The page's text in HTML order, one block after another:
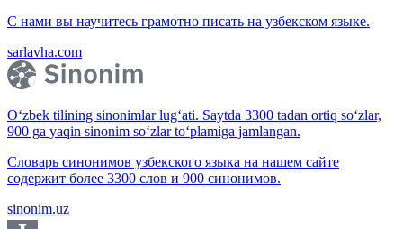
С нами вы научитесь грамотно писать на узбекском языке.
sarlavha.com
O‘zbek tilining sinonimlar lug‘ati. Saytda 3300 tadan ortiq so‘zlar,
900 ga yaqin sinonim so‘zlar to‘plamiga jamlangan.
Словарь синонимов узбекского языка на нашем сайте
содержит более 3300 слов и 900 синонимов.
sinonim.uz